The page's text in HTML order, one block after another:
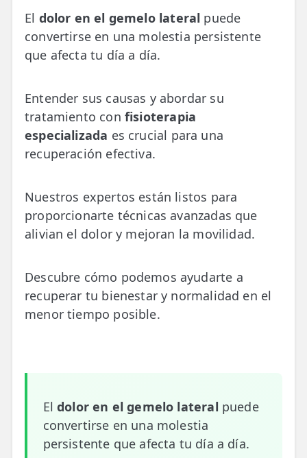
💆‍♀️ Tratamientos
😓 Síntomas
📰 Blog
🏢 Empresas
UBICACIONES
📍 Barrio del Pilar
📍 Chamberí - Centro
📍 Carabanchel - Usera
📍 Bravo Murillo
🛍️ Tienda Bonos
🛍️ Tienda Productos Fisioterapia
El dolor en el gemelo lateral puede
convertirse en una molestia persistente
que afecta tu día a día.
Entender sus causas y abordar su
tratamiento con fisioterapia
especializada es crucial para una
recuperación efectiva.
Nuestros expertos están listos para
proporcionarte técnicas avanzadas que
alivian el dolor y mejoran la movilidad.
Descubre cómo podemos ayudarte a
recuperar tu bienestar y normalidad en el
menor tiempo posible.
Eldolor en el gemelo lateral puede
convertirse en una molestia
persistente que afecta tu día a día.